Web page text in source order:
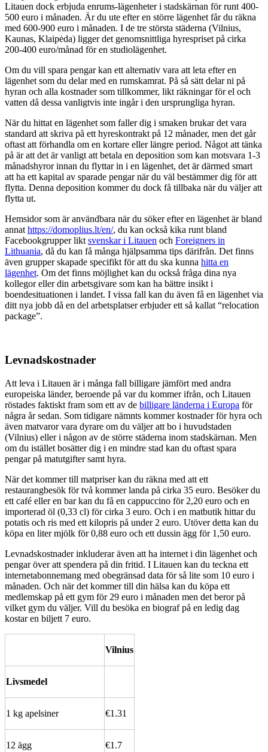
Litauen dock erbjuda enrums-lägenheter i stadskärnan för runt 400-
500 euro i månaden. Är du ute efter en större lägenhet får du räkna
med 600-900 euro i månaden. I de tre största städerna (Vilnius,
Kaunas, Klaipėda) ligger det genomsnittliga hyrespriset på cirka
200-400 euro/månad för en studiolägenhet.
​​Om du vill spara pengar kan ett alternativ vara att leta efter en
lägenhet som du delar med en rumskamrat. På så sätt delar ni på
hyran och alla kostnader som tillkommer, likt räkningar för el och
vatten då dessa vanligtvis inte ingår i den ursprungliga hyran.
När du hittat en lägenhet som faller dig i smaken brukar det vara
standard att skriva på ett hyreskontrakt på 12 månader, men det går
oftast att förhandla om en kortare eller längre period. Något att tänka
på är att det är vanligt att betala en deposition som kan motsvara 1-3
månadshyror innan du flyttar in i en lägenhet, det är därmed smart
att ha ett kapital av sparade pengar när du väl bestämmer dig för att
flytta. Denna deposition kommer du dock få tillbaka när du väljer att
flytta ut.
Hemsidor som är användbara när du söker efter en lägenhet är bland
annathttps://domoplius.lt/en/, du kan också kika runt bland
Facebookgrupper liktsvenskar i Litauen och Foreigners in
Lithuania, då du kan få många hjälpsamma tips därifrån. Det finns
även grupper skapade specifikt för att du ska kunna hitta en
lägenhet. Om det finns möjlighet kan du också fråga dina nya
kollegor eller din arbetsgivare som kan ha bättre insikt i
boendesituationen i landet. I vissa fall kan du även få en lägenhet via
ditt nya jobb då en del arbetsplatser erbjuder ett så kallat “relocation
package”.
Levnadskostnader
Att leva i Litauen är i många fall billigare jämfört med andra
europeiska länder, beroende på var du kommer ifrån, och Litauen
röstades faktiskt fram som ett av de billigare länderna i Europa för
några år sedan. Som tidigare nämnts kommer kostnader för hyra och
även matvaror vara dyrare om du väljer att bo i huvudstaden
(Vilnius) eller i någon av de större städerna inom stadskärnan. Men
om du istället bosätter dig i en mindre stad kan du oftast spara
pengar på matutgifter samt hyra.
När det kommer till matpriser kan du räkna med att ett
restaurangbesök för två kommer landa på cirka 35 euro. Besöker du
ett café eller en bar kan du få en cappuccino för 2,20 euro och en
importerad öl (0,33 cl) för cirka 3 euro. Och i en matbutik hittar du
potatis och ris med ett kilopris på under 2 euro. Utöver detta kan du
köpa en liter mjölk för 0,88 euro och ett dussin ägg för 1,50 euro.
Levnadskostnader inkluderar även att ha internet i din lägenhet och
pengar över att spendera på din fritid. I Litauen kan du teckna ett
internetabonnemang med obegränsad data för så lite som 10 euro i
månaden. Och när det kommer till din hälsa kan du köpa ett
medlemskap på ett gym för 29 euro i månaden men det beror på
vilket gym du väljer. Vill du besöka en biograf på en ledig dag
kostar en biljett 7 euro.
Vilnius
Livsmedel
1 kg apelsiner €1.31
12 ägg
€1.7